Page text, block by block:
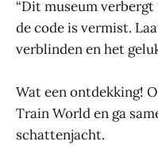
“Dit museum
de code is vermist.
verblinden en het
Wat een ontdekking!
Train World en ga
schattenjacht.